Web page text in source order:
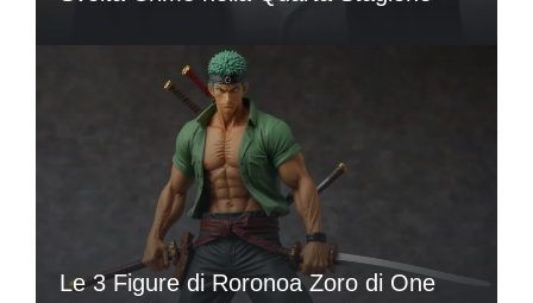
Le 3 Figure di Roronoa Zoro di One